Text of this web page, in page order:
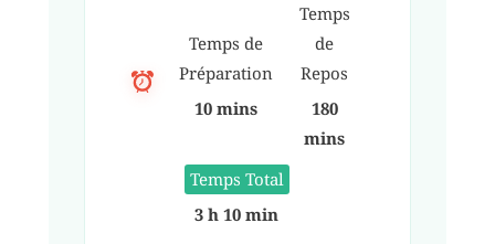
Temps de
Préparation
10 mins
Temps
de
Repos
180
mins
Temps Total
3 h 10 min